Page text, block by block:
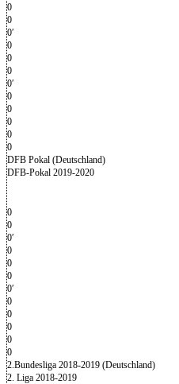
0
0
0′
0
0
0
0′
0
0
0
0
0
DFB Pokal (Deutschland)
DFB-Pokal 2019-2020
0
0
0′
0
0
0
0′
0
0
0
0
0
2.Bundesliga 2018-2019 (Deutschland)
2. Liga 2018-2019